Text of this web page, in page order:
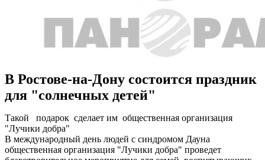
В Ростове-на-Дону состоится праздник
для "солнечных детей"
Такой подарок сделает им общественная организация
"Лучики добра"
В международный день людей с синдромом Дауна
общественная организация "Лучики добра" проведет